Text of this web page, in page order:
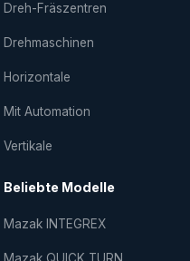
Dreh-Fräs­zentren
Drehmaschinen
Horizontale
Mit Automation
Vertikale
Beliebte Modelle
Mazak INTEGREX